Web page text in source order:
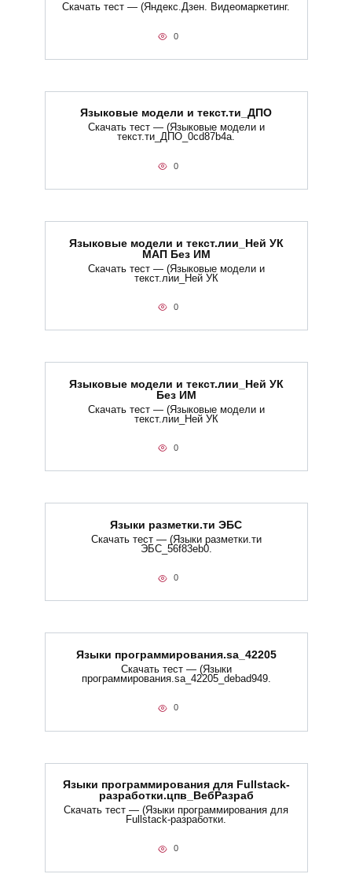
Скачать тест — (Яндекс.Дзен. Видеомаркетинг.
0
Языковые модели и текст.ти_ДПО
Скачать тест — (Языковые модели и
текст.ти_ДПО_0cd87b4a.
0
Языковые модели и текст.лии_Ней УК
МАП Без ИМ
Скачать тест — (Языковые модели и
текст.лии_Ней УК
0
Языковые модели и текст.лии_Ней УК
Без ИМ
Скачать тест — (Языковые модели и
текст.лии_Ней УК
0
Языки разметки.ти​ ЭБС
Скачать тест — (Языки разметки.ти​
ЭБС_56f83eb0.
0
Языки программирования.sa_42205
Скачать тест — (Языки
программирования.sa_42205_debad949.
0
Языки программирования для Fullstack-
разработки.цпв_ВебРазраб
Скачать тест — (Языки программирования для
Fullstack-разработки.
0